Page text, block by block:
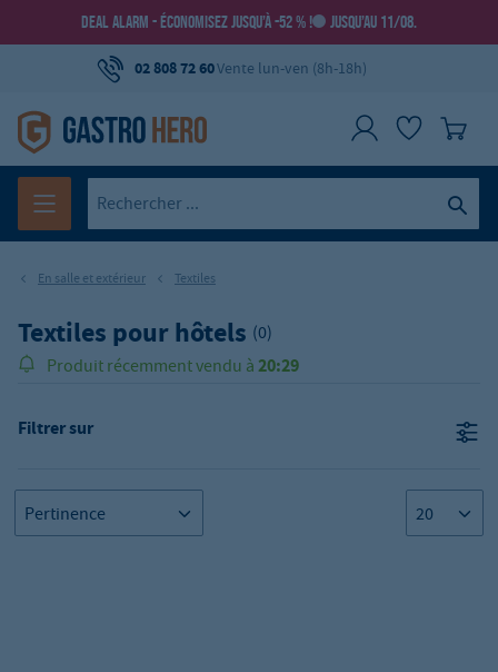
DEAL ALARM - ÉCONOMISEZ JUSQU’À -52 % ! JUSQU’AU 11/08.
02 808 72 60Vente lun-ven (8h-18h)
En salle et extérieur Textiles
Textiles pour hôtels (0)
Produit récemment vendu à 20:29
Filtrer sur